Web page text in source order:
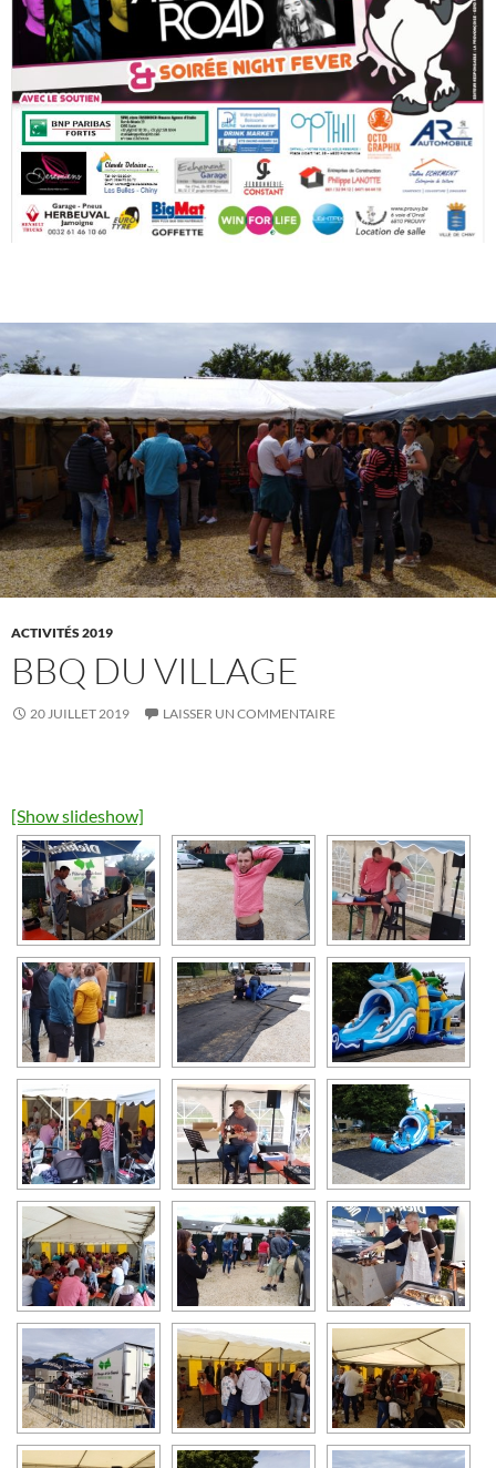
ACTIVITÉS 2019
BBQ DU VILLAGE
20 JUILLET 2019 LAISSER UN COMMENTAIRE
[Show slideshow]